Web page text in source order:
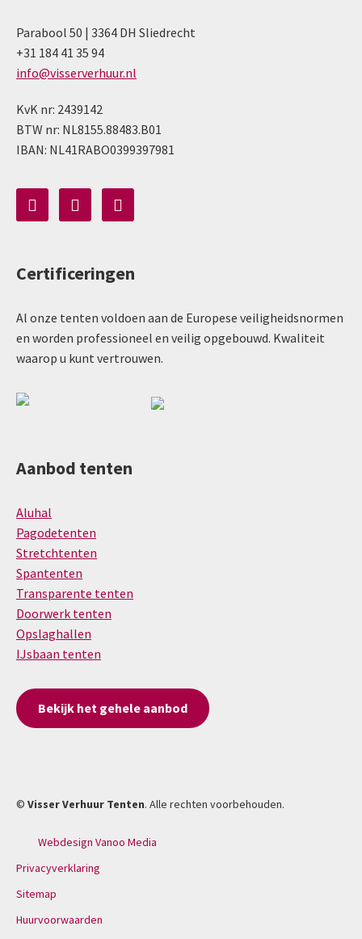
Parabool 50 | 3364 DH Sliedrecht
+31 184 41 35 94
info@visserverhuur.nl
KvK nr: 2439142
BTW nr: NL8155.88483.B01
IBAN: NL41RABO0399397981
Certificeringen
Al onze tenten voldoen aan de Europese veiligheidsnormen
en worden professioneel en veilig opgebouwd. Kwaliteit
waarop u kunt vertrouwen.
Aanbod tenten
Aluhal
Pagodetenten
Stretchtenten
Spantenten
Transparente tenten
Doorwerk tenten
Opslaghallen
IJsbaan tenten
Bekijk het gehele aanbod
© Visser Verhuur Tenten. Alle rechten voorbehouden.
Webdesign Vanoo Media
Privacyverklaring
Sitemap
Huurvoorwaarden